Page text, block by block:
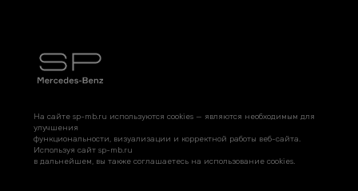
На сайте sp-mb.ru используются cookies — являются необходимым для
улучшения
функциональности, визуализации и корректной работы веб-сайта.
Используя сайт sp-mb.ru
в дальнейшем, вы также соглашаетесь на использование cookies.